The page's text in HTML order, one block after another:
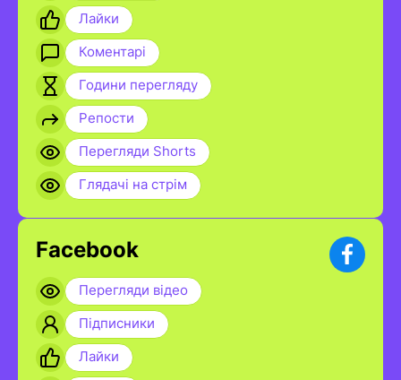
Лайки
Коментарі
Години перегляду
Репости
Перегляди Shorts
Глядачі на стрім
Facebook
Перегляди відео
Підписники
Лайки